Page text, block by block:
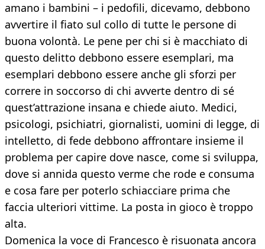
amano i bambini – i pedofili, dicevamo, debbono
avvertire il fiato sul collo di tutte le persone di
buona volontà. Le pene per chi si è macchiato di
questo delitto debbono essere esemplari, ma
esemplari debbono essere anche gli sforzi per
correre in soccorso di chi avverte dentro di sé
quest’attrazione insana e chiede aiuto. Medici,
psicologi, psichiatri, giornalisti, uomini di legge, di
intelletto, di fede debbono affrontare insieme il
problema per capire dove nasce, come si sviluppa,
dove si annida questo verme che rode e consuma
e cosa fare per poterlo schiacciare prima che
faccia ulteriori vittime. La posta in gioco è troppo
alta.
Domenica la voce di Francesco è risuonata ancora